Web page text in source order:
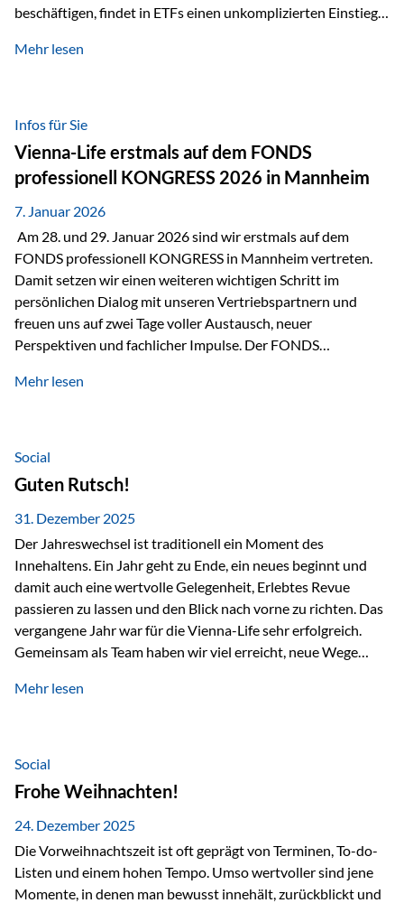
beschäftigen, findet in ETFs einen unkomplizierten Einstieg
werden häufig kritisch betrachtet. Sie gelten als teurer,
Beide Ansätze haben ihre Berechtigung und ihre Stärken
entfalten sie oft gerade in Kombination. ETFs: Effizient, breit
gestreut und klar strukturiert…
Mehr lesen
Infos für Sie
Vienna-Life erstmals auf dem FONDS
professionell KONGRESS 2026 in Mannheim
7. Januar 2026
Am 28. und 29. Januar 2026 sind wir erstmals auf dem
FONDS professionell KONGRESS in Mannheim vertreten.
Damit setzen wir einen weiteren wichtigen Schritt im
persönlichen Dialog mit unseren Vertriebspartnern und
freuen uns auf zwei Tage voller Austausch, neuer
Perspektiven und fachlicher Impulse. Der FONDS
Branchentreffen für Finanz- und Versicherungsprofis im
Vermögensstrukturierung und Nachfolgeplanung
gemeinsam zu diskutieren. Persönlich für Sie vor Ort An
beiden Kongresstagen stehen Ihnen Maximilian
Fichtenbauer, Dirk…
Mehr lesen
Social
Guten Rutsch!
31. Dezember 2025
Der Jahreswechsel ist traditionell ein Moment des
Innehaltens. Ein Jahr geht zu Ende, ein neues beginnt und
damit auch eine wertvolle Gelegenheit, Erlebtes Revue
passieren zu lassen und den Blick nach vorne zu richten. Das
vergangene Jahr war für die Vienna-Life sehr erfolgreich.
Gemeinsam als Team haben wir viel erreicht, neue Wege
Veranstaltungen wie der Schnifisschnauf, aber auch unsere
starkes Miteinander ist. Neben diesen gemeinsamen
Erlebnissen konnten wir…
Mehr lesen
Social
Frohe Weihnachten!
24. Dezember 2025
Die Vorweihnachtszeit ist oft geprägt von Terminen, To-do-
Listen und einem hohen Tempo. Umso wertvoller sind jene
Momente, in denen man bewusst innehält, zurückblickt und